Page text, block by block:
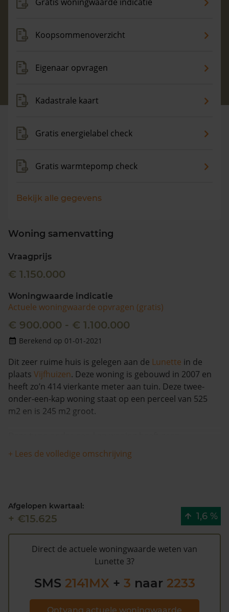
Koopsommenoverzicht
Eigenaar opvragen
Kadastrale kaart
Gratis energielabel check
Gratis warmtepomp check
Bekijk alle gegevens
Woning samenvatting
Vraagprijs
€ 1.150.000
Woningwaarde indicatie
Actuele woningwaarde opvragen (gratis)
€ 900.000 - € 1.100.000
Berekend op 01-01-2021
Dit zeer ruime huis is gelegen aan de Lunette in de
plaats Vijfhuizen. Deze woning is gebouwd in 2007 en
heeft zo’n 414 vierkante meter aan tuin. Deze twee-
onder-een-kap woning staat op een perceel van 525
m2 en is 245 m2 groot.
herleidbare koopsominformatie en is met meer dan
10% in waarde gestegen in de afgelopen 12 maanden.
Lunette 3 heeft volgens de gemeente
Haarlemmermeer een WOZ waarde van €854.000
(2020). Volgens Kadasterdata is de kans laag dat deze
waarde te hoog is en dat er bespaard zou kunnen
worden op de gemeentelijke belastingen. Met het
laatste WOZ waarde en kansen op besparing. Schrijf u
+ Lees de volledige omschrijving
Afgelopen kwartaal:
+ €15.625 1,6 %
Direct de actuele woningwaarde weten van
Lunette 3?
SMS 2141MX + 3 naar 2233
Ontvang actuele woningwaarde